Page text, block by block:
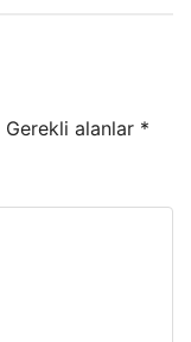
Gerekli alanlar *